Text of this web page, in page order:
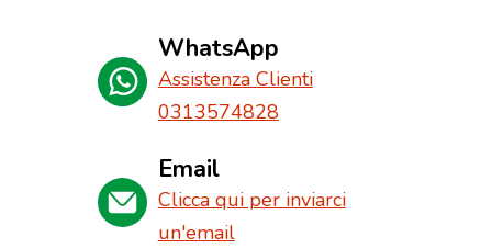
WhatsApp
Assistenza Clienti
0313574828
Email
Clicca qui per inviarci
un'email